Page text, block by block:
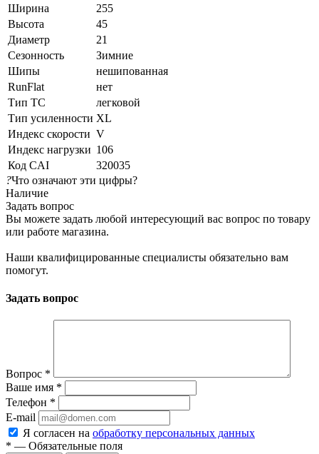
Ширина
255
Высота
45
Диаметр
21
Сезонность
Зимние
Шипы
нешипованная
RunFlat
нет
Тип ТС
легковой
Тип усиленности XL
Индекс скорости V
Индекс нагрузки 106
Код CAI
320035
?Что означают эти цифры?
Наличие
Задать вопрос
Вы можете задать любой интересующий вас вопрос по товару
или работе магазина.
Наши квалифицированные специалисты обязательно вам
помогут.
Задать вопрос
Вопрос *
Ваше имя *
Телефон *
E-mail
Я согласен на обработку персональных данных
* — Обязательные поля